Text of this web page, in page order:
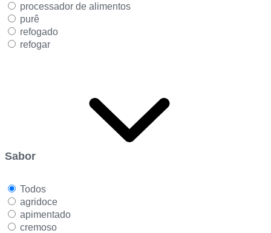
processador de alimentos
purê
refogado
refogar
Sabor
Todos
agridoce
apimentado
cremoso